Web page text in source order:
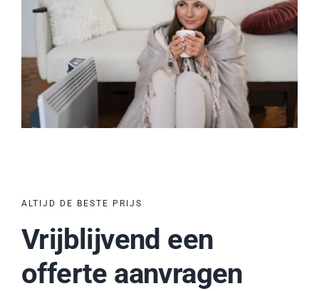
ALTIJD DE BESTE PRIJS
Vrijblijvend een
offerte aanvragen